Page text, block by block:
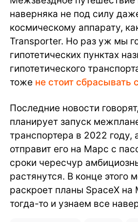
наверняка не под силу
космическому аппарату,
Transporter. Но раз уж мы
гипотетических пунктах
гипотетического
тоже не стоит сбрасывать
Последние новости
планирует запуск
транспортера в 2022 году,
отправит его на Марс с
сроки чересчур
растянутся. В конце этого
раскроет планы SpaceX на
тогда-то и узнаем все